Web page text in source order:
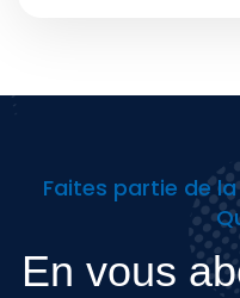
Faites partie de
En vous